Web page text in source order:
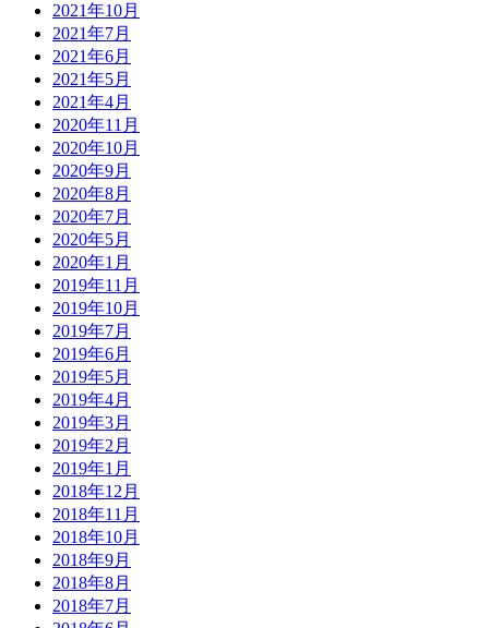
2021年10月
2021年7月
2021年6月
2021年5月
2021年4月
2020年11月
2020年10月
2020年9月
2020年8月
2020年7月
2020年5月
2020年1月
2019年11月
2019年10月
2019年7月
2019年6月
2019年5月
2019年4月
2019年3月
2019年2月
2019年1月
2018年12月
2018年11月
2018年10月
2018年9月
2018年8月
2018年7月